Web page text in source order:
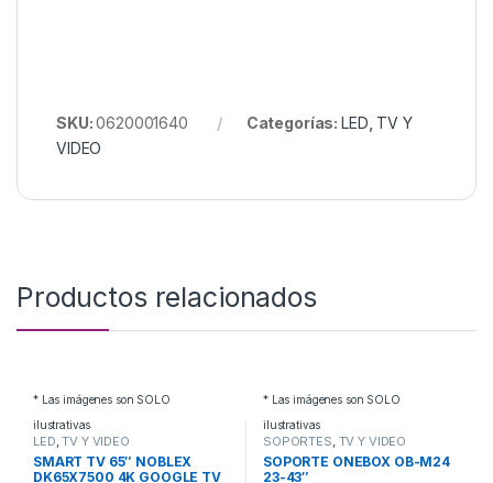
SKU:0620001640 Categorías: LED TV Y
VIDEO
Productos relacionados
* Las imágenes son SOLO
ilustrativas
LED,TV Y VIDEO
SMART TV 65″ NOBLEX
DK65X7500 4K GOOGLE TV
* Las imágenes son SOLO
ilustrativas
SOPORTES, TV Y VIDEO
SOPORTE ONEBOX OB-M24
23-43″